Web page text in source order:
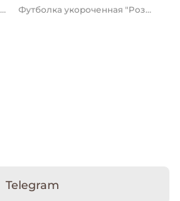
Футболка укороченная "Голубая" 7+ Футболка укороченная "Роза" 7+
Telegram